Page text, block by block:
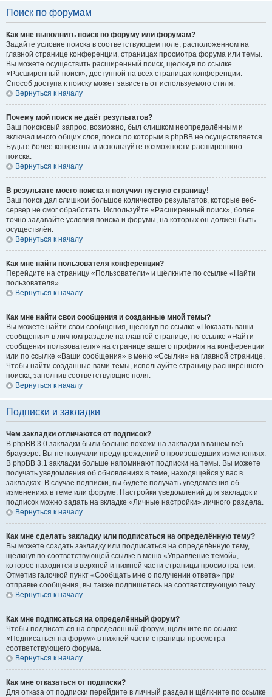
Поиск по форумам
Как мне выполнить поиск по форуму или форумам?
Задайте условие поиска в соответствующем поле, расположенном на
главной странице конференции, страницах просмотра форума или темы.
Вы можете осуществить расширенный поиск, щёлкнув по ссылке
«Расширенный поиск», доступной на всех страницах конференции.
Способ доступа к поиску может зависеть от используемого стиля.
Вернуться к началу
Почему мой поиск не даёт результатов?
Ваш поисковый запрос, возможно, был слишком неопределённым и
включал много общих слов, поиск по которым в phpBB не осуществляется.
Будьте более конкретны и используйте возможности расширенного
поиска.
Вернуться к началу
В результате моего поиска я получил пустую страницу!
Ваш поиск дал слишком большое количество результатов, которые веб-
сервер не смог обработать. Используйте «Расширенный поиск», более
точно задавайте условия поиска и форумы, на которых он должен быть
осуществлён.
Вернуться к началу
Как мне найти пользователя конференции?
Перейдите на страницу «Пользователи» и щёлкните по ссылке «Найти
пользователя».
Вернуться к началу
Как мне найти свои сообщения и созданные мной темы?
Вы можете найти свои сообщения, щёлкнув по ссылке «Показать ваши
сообщения» в личном разделе на главной странице, по ссылке «Найти
сообщения пользователя» на странице вашего профиля на конференции
или по ссылке «Ваши сообщения» в меню «Ссылки» на главной странице.
Чтобы найти созданные вами темы, используйте страницу расширенного
поиска, заполнив соответствующие поля.
Вернуться к началу
Подписки и закладки
Чем закладки отличаются от подписок?
В phpBB 3.0 закладки были больше похожи на закладки в вашем веб-
браузере. Вы не получали предупреждений о произошедших изменениях.
В phpBB 3.1 закладки больше напоминают подписки на темы. Вы можете
получать уведомления об обновлениях в теме, находящейся у вас в
закладках. В случае подписки, вы будете получать уведомления об
изменениях в теме или форуме. Настройки уведомлений для закладок и
подписок можно задать на вкладке «Личные настройки» личного раздела.
Вернуться к началу
Как мне сделать закладку или подписаться на определённую тему?
Вы можете создать закладку или подписаться на определённую тему,
щёлкнув по соответствующей ссылке в меню «Управление темой»,
которое находится в верхней и нижней части страницы просмотра тем.
Отметив галочкой пункт «Сообщать мне о получении ответа» при
отправке сообщения, вы также подпишетесь на соответствующую тему.
Вернуться к началу
Как мне подписаться на определённый форум?
Чтобы подписаться на определённый форум, щёлкните по ссылке
«Подписаться на форум» в нижней части страницы просмотра
соответствующего форума.
Вернуться к началу
Как мне отказаться от подписки?
Для отказа от подписки перейдите в личный раздел и щёлкните по ссылке